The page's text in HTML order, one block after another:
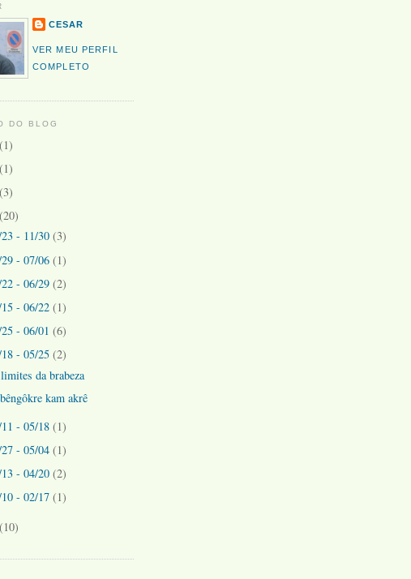
CESAR
VER MEU PERFIL
COMPLETO
DO BLOG
(1)
(1)
(3)
(20)
23 - 11/30(3)
- 07/06(1)
- 06/29(2)
- 06/22(1)
- 06/01(6)
- 05/25(2)
da brabeza
kam akrê
- 05/18(1)
- 05/04(1)
- 04/20(2)
- 02/17(1)
(10)